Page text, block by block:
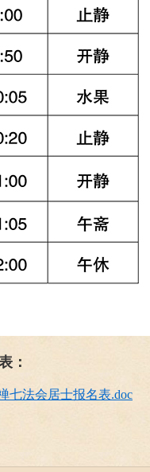
：
七法会居士报名表.doc